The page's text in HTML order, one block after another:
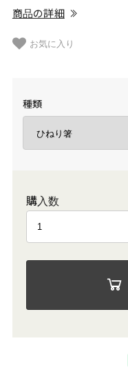
商品の詳細
お気に入り
種類
購入数